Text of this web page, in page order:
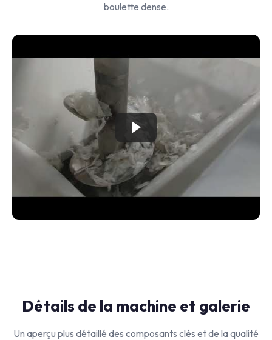
boulette dense.
Détails de la machine et galerie
Un aperçu plus détaillé des composants clés et de la qualité